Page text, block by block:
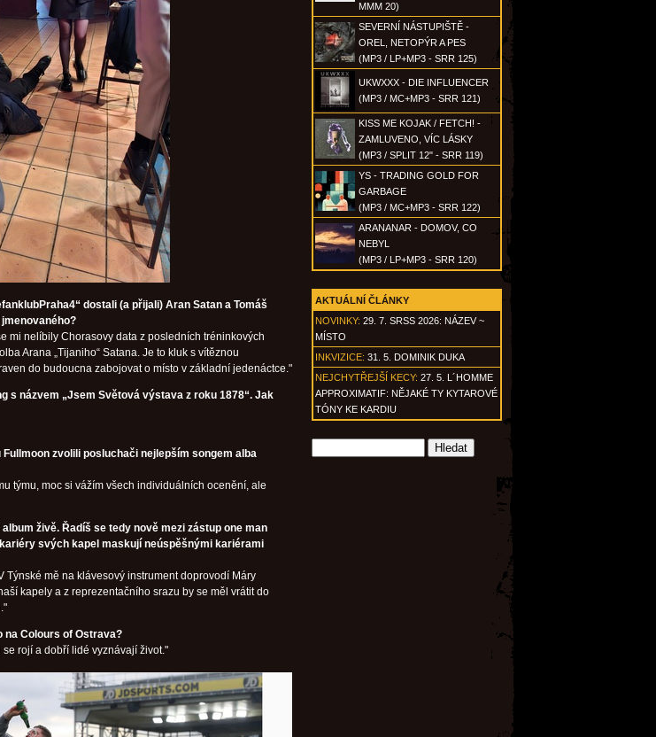
MMM 20)
SEVERNÍ NÁSTUPIŠTĚ -
OREL, NETOPÝR A PES
(MP3 / LP+MP3 - SRR 125)
UKWXXX - DIE INFLUENCER
(MP3 / MC+MP3 - SRR 121)
KISS ME KOJAK / FETCH! -
ZAMLUVENO, VÍC LÁSKY
(MP3 / SPLIT 12" - SRR 119)
YS - TRADING GOLD FOR
GARBAGE
(MP3 / MC+MP3 - SRR 122)
ARANANAR - DOMOV, CO
NEBYL
(MP3 / LP+MP3 - SRR 120)
AKTUÁLNÍ ČLÁNKY
NOVINKY: 29. 7. SRSS 2026: NÁZEV ~
MÍSTO
INKVIZICE: 31. 5. DOMINIK DUKA
NEJCHYTŘEJŠÍ KECY: 27. 5. L´HOMME
APPROXIMATIF: NĚJAKÉ TY KYTAROVÉ
TÓNY KE KARDIU
dostali (a přijali) Aran Satan a Tomáš
mi nelíbily Chorasovy data z posledních tréninkových
Arana „Tijaniho“ Satana. Je to kluk s vítěznou
do budoucna zabojovat o místo v základní jedenáctce."
s názvem „Jsem Světová výstava z roku 1878“. Jak
zvolili posluchači nejlepším songem alba
týmu, moc si vážím všech individuálních ocenění, ale
živě. Řadíš se tedy nově mezi zástup one man
svých kapel maskují neúspěšnými kariérami
Týnské mě na klávesový instrument doprovodí Máry
kapely a z reprezentačního srazu by se měl vrátit do
na Colours of Ostrava?
rojí a dobří lidé vyznávají život."